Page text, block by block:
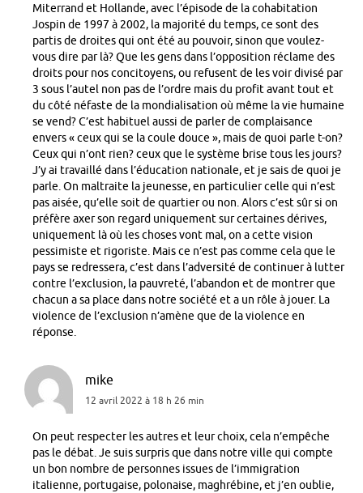
Miterrand et Hollande, avec l’épisode de la cohabitation
Jospin de 1997 à 2002, la majorité du temps, ce sont des
partis de droites qui ont été au pouvoir, sinon que voulez-
vous dire par là? Que les gens dans l’opposition réclame des
droits pour nos concitoyens, ou refusent de les voir divisé par
3 sous l’autel non pas de l’ordre mais du profit avant tout et
du côté néfaste de la mondialisation où même la vie humaine
se vend? C’est habituel aussi de parler de complaisance
envers « ceux qui se la coule douce », mais de quoi parle t-on?
Ceux qui n’ont rien? ceux que le système brise tous les jours?
J’y ai travaillé dans l’éducation nationale, et je sais de quoi je
parle. On maltraite la jeunesse, en particulier celle qui n’est
pas aisée, qu’elle soit de quartier ou non. Alors c’est sûr si on
préfère axer son regard uniquement sur certaines dérives,
uniquement là où les choses vont mal, on a cette vision
pessimiste et rigoriste. Mais ce n’est pas comme cela que le
pays se redressera, c’est dans l’adversité de continuer à lutter
contre l’exclusion, la pauvreté, l’abandon et de montrer que
chacun a sa place dans notre société et a un rôle à jouer. La
violence de l’exclusion n’amène que de la violence en
réponse.
mike
12 avril 2022 à 18 h 26 min
On peut respecter les autres et leur choix, cela n’empêche
pas le débat. Je suis surpris que dans notre ville qui compte
un bon nombre de personnes issues de l’immigration
italienne, portugaise, polonaise, maghrébine, et j’en oublie,